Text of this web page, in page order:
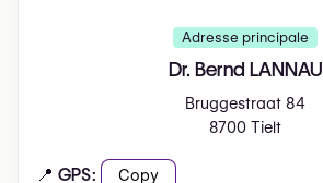
Adresse principale
Dr. Bernd LANNAU
Bruggestraat 84
8700 Tielt
📍 GPS: Copy